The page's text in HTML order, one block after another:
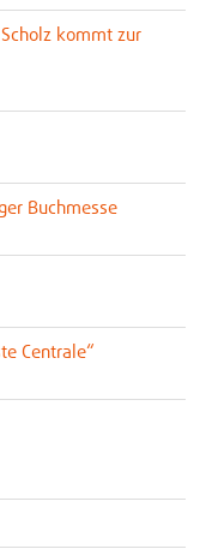
kommt zur
Buchmesse
Centrale“